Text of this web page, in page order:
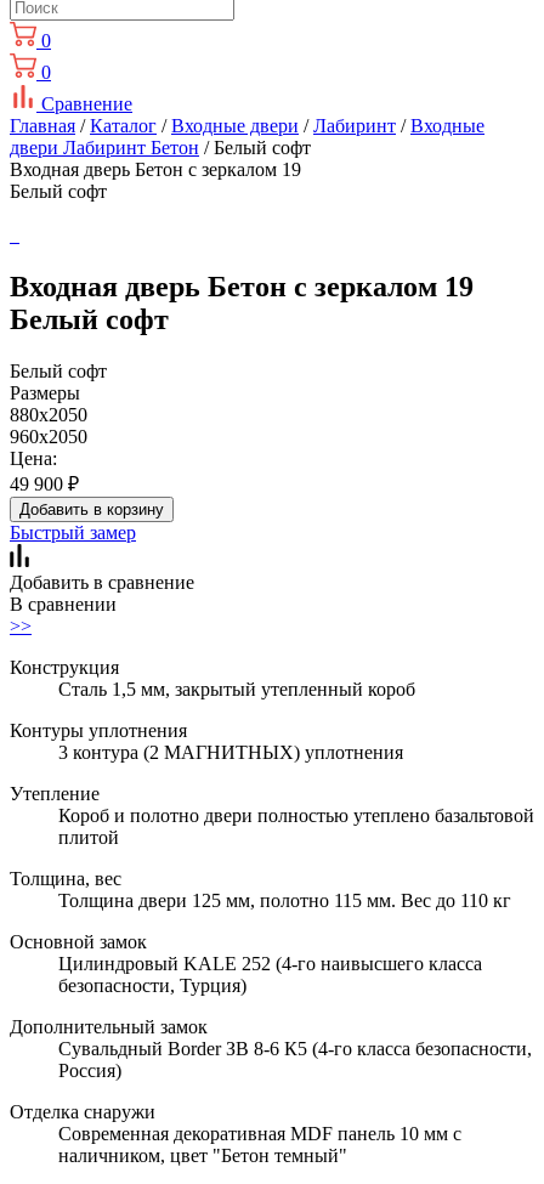
0
0
Сравнение
Главная /Каталог /Входные двери /Лабиринт /Входные
двери Лабиринт Бетон / Белый софт
Входная дверь Бетон с зеркалом 19
Белый софт
Входная дверь Бетон с зеркалом 19
Белый софт
Белый софт
Размеры
880x2050
960x2050
Цена:
49 900 ₽
Добавить в корзину
Быстрый замер
Добавить в сравнение
В сравнении
>>
Конструкция
Сталь 1,5 мм, закрытый утепленный короб
Контуры уплотнения
3 контура (2 МАГНИТНЫХ) уплотнения
Утепление
Короб и полотно двери полностью утеплено базальтовой
плитой
Толщина, вес
Толщина двери 125 мм, полотно 115 мм. Вес до 110 кг
Основной замок
Цилиндровый KALE 252 (4-го наивысшего класса
безопасности, Турция)
Дополнительный замок
Сувальдный Border ЗВ 8-6 К5 (4-го класса безопасности,
Россия)
Отделка снаружи
Современная декоративная MDF панель 10 мм с
наличником, цвет "Бетон темный"